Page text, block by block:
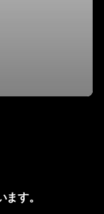
す。